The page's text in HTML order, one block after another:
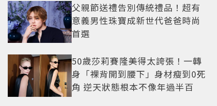
父親節送禮告別傳統禮品！超有
意義男性珠寶成新世代爸爸時尚
首選
50歲莎莉賽隆美得太誇張！一轉
身「裸背開到腰下」身材瘦到0死
角 逆天狀態根本不像年過半百